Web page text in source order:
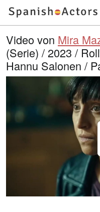
Video von Mira
(Serie) / 2023 /
Hannu Salonen /